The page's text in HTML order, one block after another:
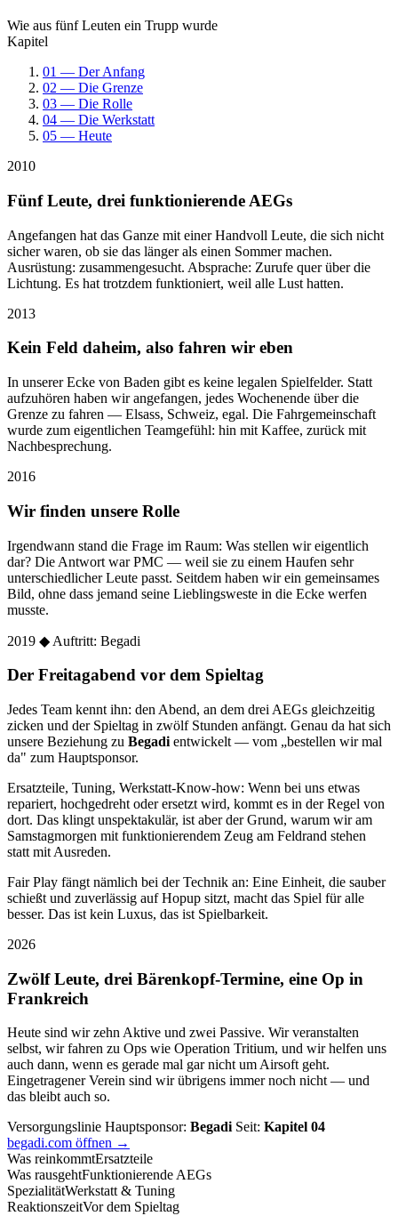
Wie aus fünf Leuten ein Trupp wurde
Kapitel
01 — Der Anfang
02 — Die Grenze
03 — Die Rolle
04 — Die Werkstatt
05 — Heute
2010
Fünf Leute, drei funktionierende AEGs
Angefangen hat das Ganze mit einer Handvoll Leute, die sich nicht
sicher waren, ob sie das länger als einen Sommer machen.
Ausrüstung: zusammengesucht. Absprache: Zurufe quer über die
Lichtung. Es hat trotzdem funktioniert, weil alle Lust hatten.
2013
Kein Feld daheim, also fahren wir eben
In unserer Ecke von Baden gibt es keine legalen Spielfelder. Statt
aufzuhören haben wir angefangen, jedes Wochenende über die
Grenze zu fahren — Elsass, Schweiz, egal. Die Fahrgemeinschaft
wurde zum eigentlichen Teamgefühl: hin mit Kaffee, zurück mit
Nachbesprechung.
2016
Wir finden unsere Rolle
Irgendwann stand die Frage im Raum: Was stellen wir eigentlich
dar? Die Antwort war PMC — weil sie zu einem Haufen sehr
unterschiedlicher Leute passt. Seitdem haben wir ein gemeinsames
Bild, ohne dass jemand seine Lieblingsweste in die Ecke werfen
musste.
2019 ◆ Auftritt: Begadi
Der Freitagabend vor dem Spieltag
Jedes Team kennt ihn: den Abend, an dem drei AEGs gleichzeitig
zicken und der Spieltag in zwölf Stunden anfängt. Genau da hat sich
unsere Beziehung zu Begadi entwickelt — vom „bestellen wir mal
da" zum Hauptsponsor.
Ersatzteile, Tuning, Werkstatt-Know-how: Wenn bei uns etwas
repariert, hochgedreht oder ersetzt wird, kommt es in der Regel von
dort. Das klingt unspektakulär, ist aber der Grund, warum wir am
Samstagmorgen mit funktionierendem Zeug am Feldrand stehen
statt mit Ausreden.
Fair Play fängt nämlich bei der Technik an: Eine Einheit, die sauber
schießt und zuverlässig auf Hopup sitzt, macht das Spiel für alle
besser. Das ist kein Luxus, das ist Spielbarkeit.
2026
Zwölf Leute, drei Bärenkopf-Termine, eine Op in
Frankreich
Heute sind wir zehn Aktive und zwei Passive. Wir veranstalten
selbst, wir fahren zu Ops wie Operation Tritium, und wir helfen uns
auch dann, wenn es gerade mal gar nicht um Airsoft geht.
Eingetragener Verein sind wir übrigens immer noch nicht — und
das bleibt auch so.
Versorgungslinie Hauptsponsor: Begadi Seit: Kapitel 04
begadi.com öffnen →
Was reinkommtErsatzteile
Was rausgehtFunktionierende AEGs
SpezialitätWerkstatt & Tuning
ReaktionszeitVor dem Spieltag